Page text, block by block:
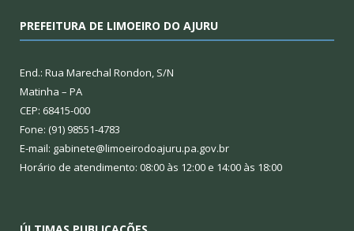
PREFEITURA DE LIMOEIRO DO AJURU
End.: Rua Marechal Rondon, S/N
Matinha – PA
CEP: 68415-000
Fone: (91) 98551-4783
E-mail: gabinete@limoeirodoajuru.pa.gov.br
Horário de atendimento: 08:00 às 12:00 e 14:00 às 18:00